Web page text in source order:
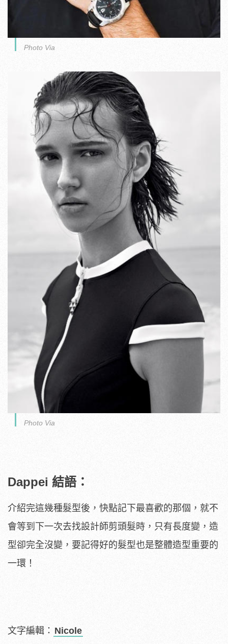
Photo Via
Photo Via
Dappei 結語：
介紹完這幾種髮型後，快點記下最喜歡的那個，就不
會等到下一次去找設計師剪頭髮時，只有長度變，造
型卻完全沒變，要記得好的髮型也是整體造型重要的
一環！
文字編輯： Nicole